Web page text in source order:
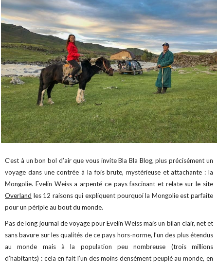
C’est à un bon bol d’air que vous invite Bla Bla Blog, plus précisément un
voyage dans une contrée à la fois brute, mystérieuse et attachante : la
Mongolie. Evelin Weiss a arpenté ce pays fascinant et relate sur le site
Overland les 12 raisons qui expliquent pourquoi la Mongolie est parfaite
pour un périple au bout du monde.
Pas de long journal de voyage pour Evelin Weiss mais un bilan clair, net et
sans bavure sur les qualités de ce pays hors-norme, l’un des plus étendus
au monde mais à la population peu nombreuse (trois millions
d’habitants) : cela en fait l’un des moins densément peuplé au monde, en